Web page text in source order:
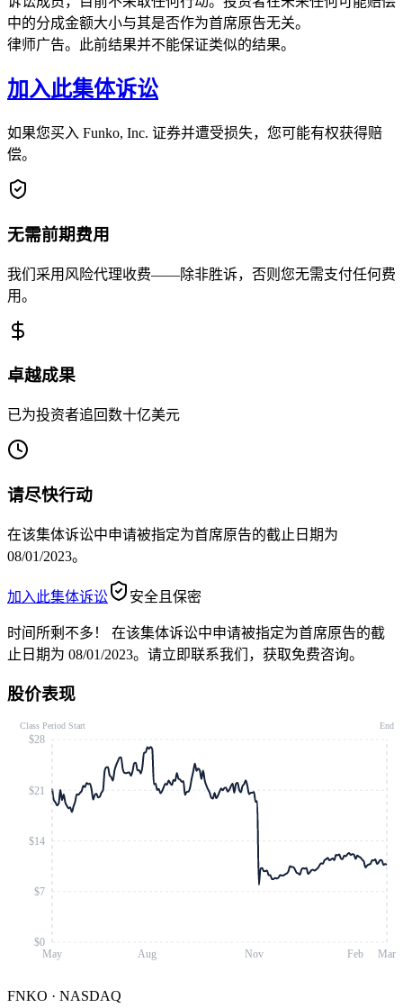
中的分成金额大小与其是否作为首席原告无关。
律师广告。此前结果并不能保证类似的结果。
加入此集体诉讼
如果您买入 Funko, Inc. 证券并遭受损失，您可能有权获得赔
偿。
无需前期费用
我们采用风险代理收费——除非胜诉，否则您无需支付任何费
用。
卓越成果
已为投资者追回数十亿美元
请尽快行动
在该集体诉讼中申请被指定为首席原告的截止日期为
08/01/2023。
加入此集体诉讼 安全且保密
时间所剩不多！
在该集体诉讼中申请被指定为首席原告的截
止日期为 08/01/2023。请立即联系我们，获取免费咨询。
股价表现
May Aug Nov Feb Mar
$0
$7
$14
$21
$28
Class Period Start End
FNKO · NASDAQ